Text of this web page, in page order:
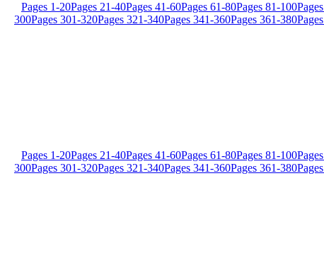
Pages 1-20Pages 21-40Pages 41-60Pages 61-80Pages 81-100Pages
300Pages 301-320Pages 321-340Pages 341-360Pages 361-380Pages
Pages 1-20Pages 21-40Pages 41-60Pages 61-80Pages 81-100Pages
300Pages 301-320Pages 321-340Pages 341-360Pages 361-380Pages